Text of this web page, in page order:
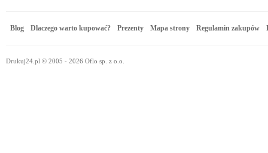
Blog Dlaczego warto kupować? Prezenty Mapa strony Regulamin zakupów
Drukuj24.pl © 2005 - 2026 Oflo sp. z o.o.